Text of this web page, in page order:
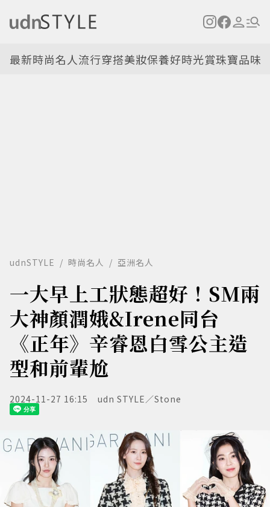
最新時尚名人流行穿搭美妝保養好時光賞珠寶品味
udnSTYLE 時尚名人 亞洲名人
一大早上工狀態超好！SM兩
大神顏潤娥&Irene同台
《正年》辛睿恩白雪公主造
型和前輩尬
2024-11-27 16:15 udn STYLE／Stone